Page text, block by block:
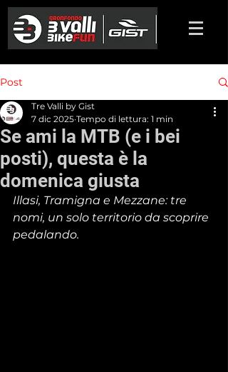
Post
Se ami la MTB (e i bei
posti), questa è la
domenica giusta
Tre Valli by Gist
7 dic 2025 Tempo di lettura: 1 min
Illasi, Tramigna e Mezzane: tre
nomi, un solo territorio da scoprire
pedalando.